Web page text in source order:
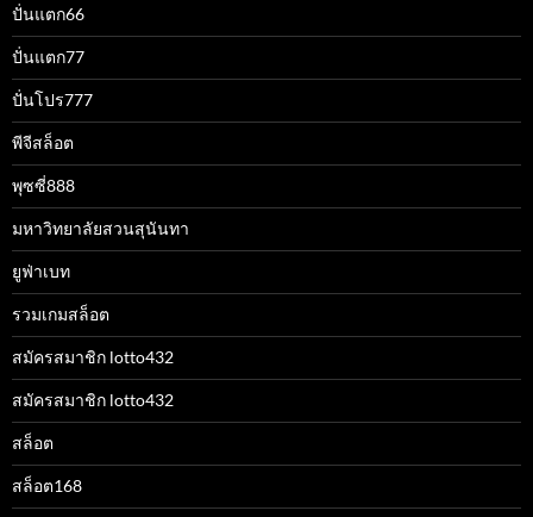
ปั่นแตก66
ปั่นแตก77
ปั่นโปร777
พีจีสล็อต
พุซซี่888
มหาวิทยาลัยสวนสุนันทา
ยูฟ่าเบท
รวมเกมสล็อต
สมัครสมาชิก lotto432
สมัครสมาชิก lotto432
สล็อต
สล็อต168